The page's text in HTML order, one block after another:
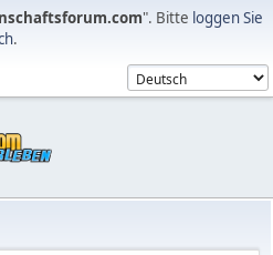
". Bitte loggen Sie
.